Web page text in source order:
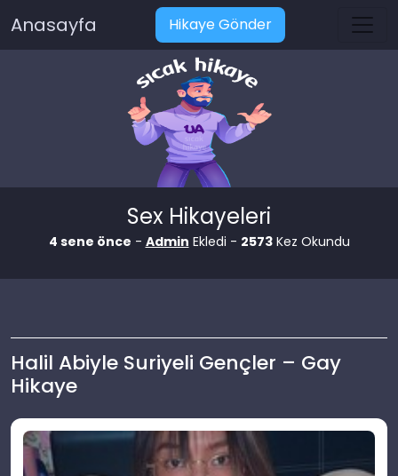
Anasayfa Hikaye Gönder
Sex Hikayeleri
4 sene önce - Admin Ekledi - 2573Kez Okundu
Halil Abiyle Suriyeli Gençler – Gay
Hikaye